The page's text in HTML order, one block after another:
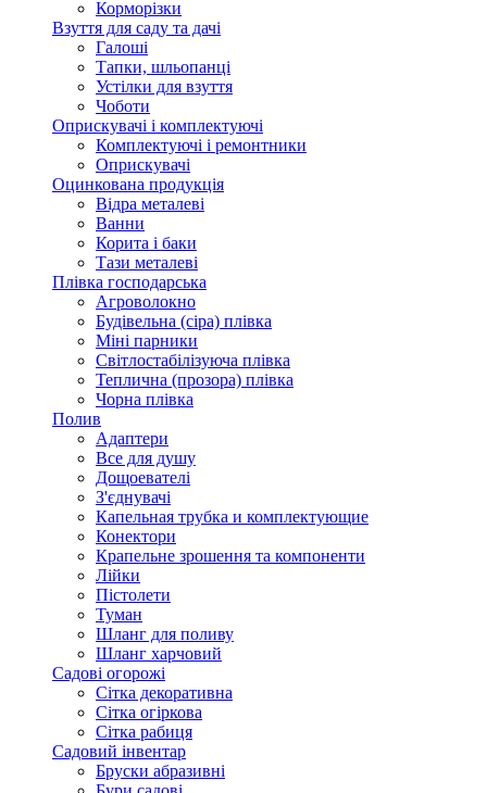
Корморізки
Взуття для саду та дачі
Галоші
Тапки, шльопанці
Устілки для взуття
Чоботи
Оприскувачі і комплектуючі
Комплектуючі і ремонтники
Оприскувачі
Оцинкована продукція
Відра металеві
Ванни
Корита і баки
Тази металеві
Плівка господарська
Агроволокно
Будівельна (сіра) плівка
Міні парники
Світлостабілізуюча плівка
Теплична (прозора) плівка
Чорна плівка
Полив
Адаптери
Все для душу
Дощоевателі
З'єднувачі
Капельная трубка и комплектующие
Конектори
Крапельне зрошення та компоненти
Лійки
Пістолети
Туман
Шланг для поливу
Шланг харчовий
Садові огорожі
Сітка декоративна
Сітка огіркова
Сітка рабиця
Садовий інвентар
Бруски абразивні